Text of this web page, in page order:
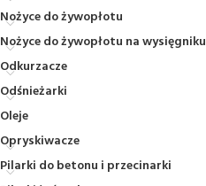
Nożyce do żywopłotu
Nożyce do żywopłotu na wysięgniku
Odkurzacze
Odśnieżarki
Oleje
Opryskiwacze
Pilarki do betonu i przecinarki